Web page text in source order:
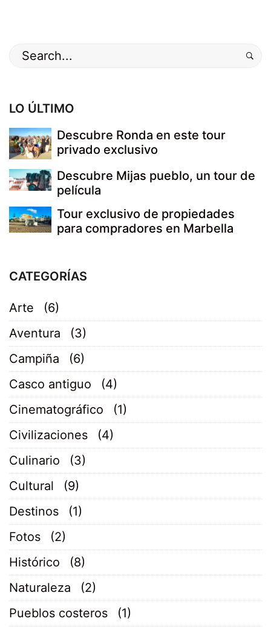
Buscar
por:
LO ÚLTIMO
Descubre Ronda en este tour
privado exclusivo
Descubre Mijas pueblo, un tour de
película
Tour exclusivo de propiedades
para compradores en Marbella
CATEGORÍAS
Arte
(6)
Aventura
(3)
Campiña
(6)
Casco antiguo
(4)
Cinematográfico
(1)
Civilizaciones
(4)
Culinario
(3)
Cultural
(9)
Destinos
(1)
Fotos
(2)
Histórico
(8)
Naturaleza
(2)
Pueblos costeros
(1)